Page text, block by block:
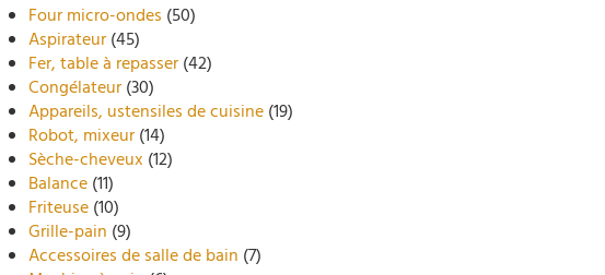
Four micro-ondes (50)
Aspirateur(45)
Fer, table à repasser(42)
Congélateur(30)
Appareils, ustensiles de cuisine(19)
Robot, mixeur(14)
Sèche-cheveux (12)
Balance(11)
Friteuse(10)
Grille-pain (9)
Accessoires de salle de bain (7)